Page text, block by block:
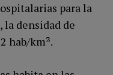
para la
la densidad de
hab/km².